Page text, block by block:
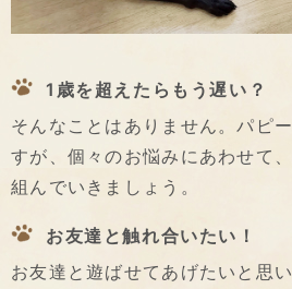
1歳を超えたらもう遅い？
そんなことはありません。パピ
すが、個々のお悩みにあわせて
組んでいきましょう。
お友達と触れ合いたい！
お友達と遊ばせてあげたいと思